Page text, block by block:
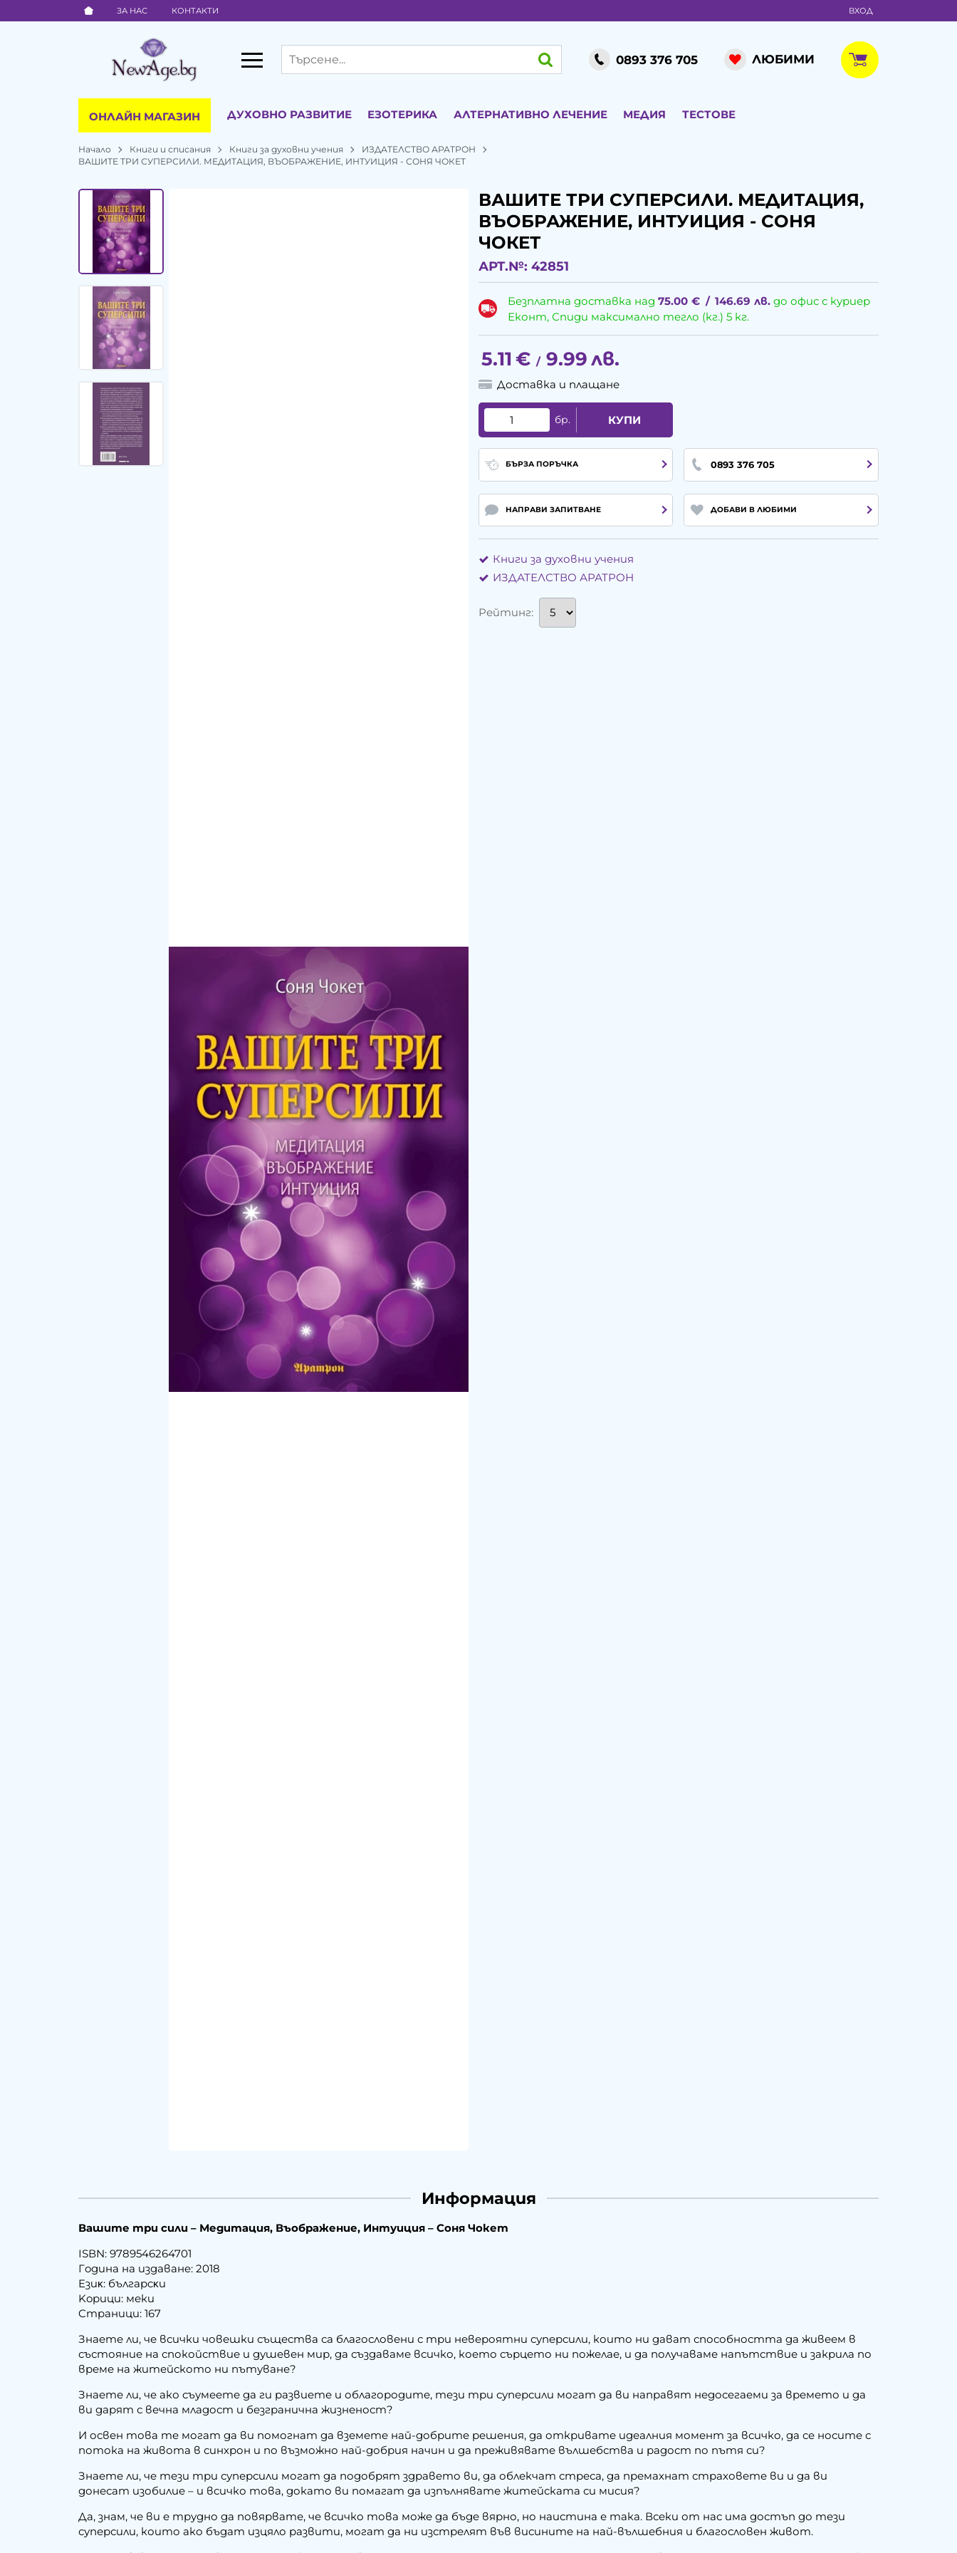
ЗА НАС КОНТАКТИ ВХОД
0893 376 705 ЛЮБИМИ
ОНЛАЙН МАГАЗИН ДУХОВНО РАЗВИТИЕ ЕЗОТЕРИКА АЛТЕРНАТИВНО ЛЕЧЕНИЕ МЕДИЯ ТЕСТОВЕ
Начало Книги и списания Книги за духовни учения
ИЗДАТЕЛСТВО АРАТРОН
ВАШИТЕ ТРИ СУПЕРСИЛИ. МЕДИТАЦИЯ, ВЪОБРАЖЕНИЕ, ИНТУИЦИЯ - СОНЯ ЧОКЕТ
ВАШИТЕ ТРИ СУПЕРСИЛИ. МЕДИТАЦИЯ,
ВЪОБРАЖЕНИЕ, ИНТУИЦИЯ - СОНЯ
ЧОКЕТ
АРТ.№: 42851
Безплатна доставка над75.00 € / 146.69 лв. до офис с куриер
Еконт, Спиди максимално тегло (кг.) 5 кг.
5.11 € / 9.99лв.
Доставка и плащане
бр. КУПИ
БЪРЗА ПОРЪЧКА 0893 376 705
НАПРАВИ ЗАПИТВАНЕ ДОБАВИ В ЛЮБИМИ
Книги за духовни учения
ИЗДАТЕЛСТВО АРАТРОН
Рейтинг:
Информация
Вашите три сили – Медитация, Въображение, Интуиция – Соня Чокет
ІЅВN: 9789546264701
Гoдинa нa издaвaнe: 2018
Eзиĸ: бългapcĸи
Kopици: меки
Cтpaници: 167
Знаете ли, че всички човешки същества са благословени с три невероятни суперсили, които ни дават способността да живеем в
състояние на спокойствие и душевен мир, да създаваме всичко, което сърцето ни пожелае, и да получаваме напътствие и закрила по
време на житейското ни пътуване?
Знаете ли, че ако съумеете да ги развиете и облагородите, тези три суперсили могат да ви направят недосегаеми за времето и да
ви дарят с вечна младост и безгранична жизненост?
И освен това те могат да ви помогнат да вземете най-добрите решения, да откривате идеалния момент за всичко, да се носите с
потока на живота в синхрон и по възможно най-добрия начин и да преживявате вълшебства и радост по пътя си?
Знаете ли, че тези три суперсили могат да подобрят здравето ви, да облекчат стреса, да премахнат страховете ви и да ви
донесат изобилие – и всичко това, докато ви помагат да изпълнявате житейската си мисия?
Да, знам, че ви е трудно да повярвате, че всичко това може да бъде вярно, но наистина е така. Всеки от нас има достъп до тези
суперсили, които ако бъдат изцяло развити, могат да ни изстрелят във висините на най-вълшебния и благословен живот.